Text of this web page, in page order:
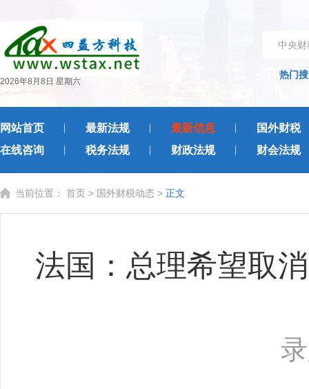
2026年8月8日 星期六
中央
热门
网站首页 最新法规 最新信息
国外财税
在线咨询
税务法规 财政法规 财会法规
当前位置： 首页 > 国外财税动态 > 正文
法国：总理希望取